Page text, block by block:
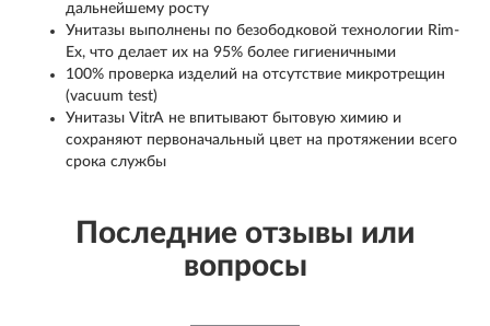
дальнейшему росту
Унитазы выполнены по безободковой технологии Rim-
Ex, что делает их на 95% более гигиеничными
100% проверка изделий на отсутствие микротрещин
(vacuum test)
Унитазы VitrA не впитывают бытовую химию и
сохраняют первоначальный цвет на протяжении всего
срока службы
Последние отзывы или
вопросы